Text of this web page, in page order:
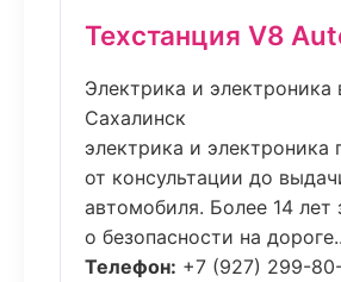
Техстанция V8
Электрика и
Сахалинск
электрика и электроника
от консультации до
автомобиля. Более 14 лет
о безопасности на
Телефон: +7 (927) 299-